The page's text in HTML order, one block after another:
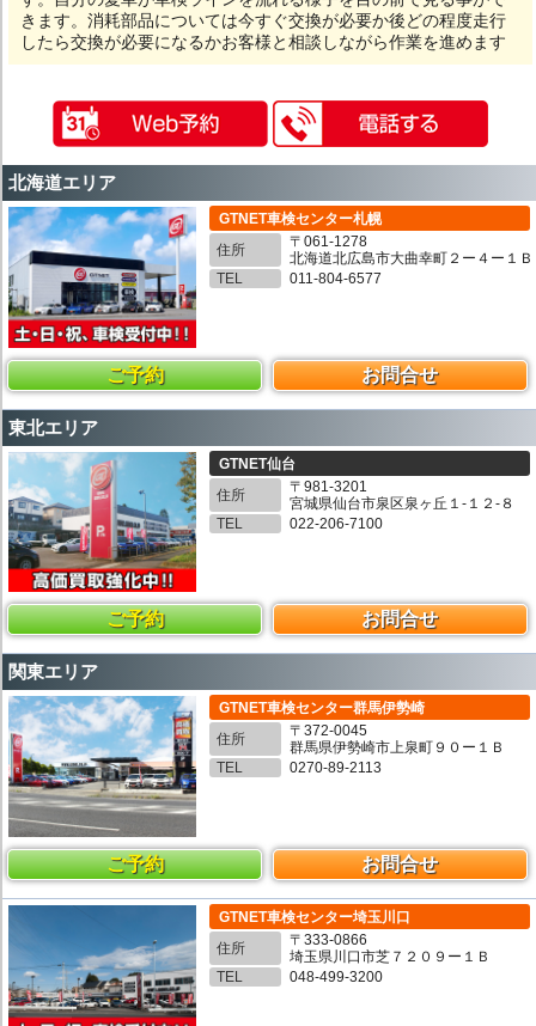
きます。消耗部品については今すぐ交換が必要か後どの程度走行
したら交換が必要になるかお客様と相談しながら作業を進めます
北海道エリア
GTNET車検センター札幌
住所
〒061-1278
北海道北広島市大曲幸町２ー４ー１Ｂ
TEL
011-804-6577
ご予約 お問合せ
東北エリア
GTNET仙台
住所
〒981-3201
宮城県仙台市泉区泉ヶ丘１-１２-８
TEL
022-206-7100
ご予約 お問合せ
関東エリア
GTNET車検センター群馬伊勢崎
住所
〒372-0045
群馬県伊勢崎市上泉町９０ー１Ｂ
TEL
0270-89-2113
ご予約 お問合せ
GTNET車検センター埼玉川口
住所
〒333-0866
埼玉県川口市芝７２０９ー１Ｂ
TEL
048-499-3200